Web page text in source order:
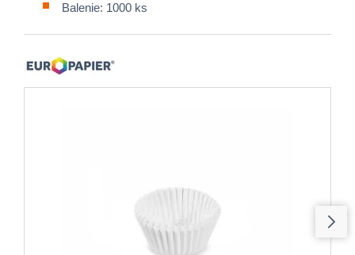
Balenie: 1000 ks